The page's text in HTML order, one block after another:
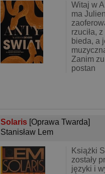
Witaj w
ma
rzuciła,
bieda, a
Zanim
postan
Solaris [Oprawa Twarda]
Stanisław Lem
Książki
zostały
języki i